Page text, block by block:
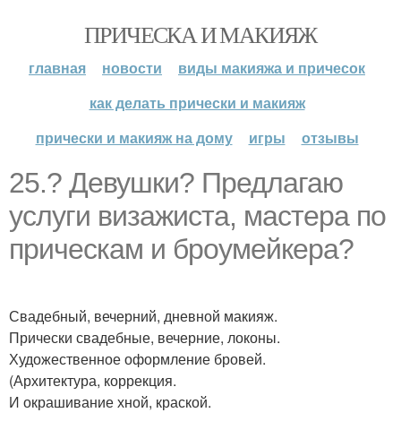
ПРИЧЕСКА И МАКИЯЖ
главная новости
виды макияжа и причесок
как делать прически и макияж
прически и макияж на дому
игры отзывы
25.? Девушки? Предлагаю
услуги визажиста, мастера по
прическам и броумейкера?
Свадебный, вечерний, дневной макияж.
Прически свадебные, вечерние, локоны.
Художественное оформление бровей.
(Архитектура, коррекция.
И окрашивание хной, краской.